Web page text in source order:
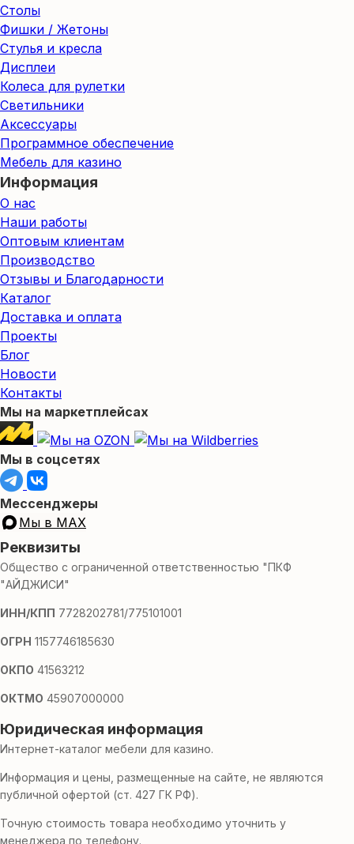
Столы
Фишки / Жетоны
Стулья и кресла
Дисплеи
Колеса для рулетки
Светильники
Аксессуары
Программное обеспечение
Мебель для казино
Информация
О нас
Наши работы
Оптовым клиентам
Производство
Отзывы и Благодарности
Каталог
Доставка и оплата
Проекты
Блог
Новости
Контакты
Мы на маркетплейсах
Мы в соцсетях
Мессенджеры
Мы в MAX
Реквизиты
Общество с ограниченной ответственностью "ПКФ
"АЙДЖИСИ"
ИНН/КПП 7728202781/775101001
ОГРН 1157746185630
ОКПО 41563212
ОКТМО 45907000000
Юридическая информация
Интернет-каталог мебели для казино.
Информация и цены, размещенные на сайте, не являются
публичной офертой (ст. 427 ГК РФ).
Точную стоимость товара необходимо уточнить у
менеджера по телефону.